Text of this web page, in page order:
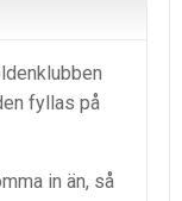
fyllas på
in än, så